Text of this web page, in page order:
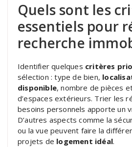
Quels sont les
essentiels pour
recherche
Identifier quelques critères
sélection : type de bien,
disponible, nombre de pièces
d’espaces extérieurs. Trier les
besoins personnels apporte un
D’autres aspects comme la
ou la vue peuvent faire la
projets de logement idéal.